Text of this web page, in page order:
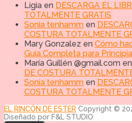
Ligia en DESCARGA EL
TOTALMENTE GRATIS
Sonia tenhamm en
COSTURA TOTALMENTE
Mary Gonzalez en Cómo
Guía Completa para
María Guillén @gmail.com en
DE COSTURA
Sonia tenhamm en
COSTURA TOTALMENTE
EL RINCÓN DE ESTER Copyright ©
Diseñado por F&L STUDIO